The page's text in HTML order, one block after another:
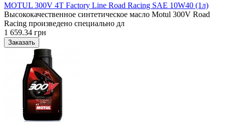
MOTUL 300V 4T Factory Line Road Racing SAE 10W40 (1л)
Высококачественное синтетическое масло Motul 300V Road
Racing произведено специально дл
1 659.34 грн